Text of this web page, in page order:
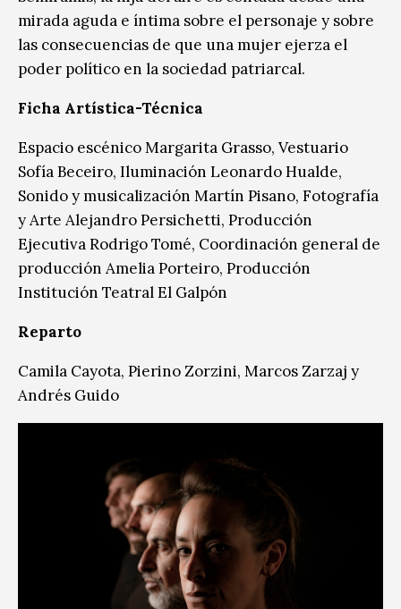
mirada aguda e íntima sobre el personaje y sobre
las consecuencias de que una mujer ejerza el
poder político en la sociedad patriarcal.
Ficha Artística-Técnica
Espacio escénico Margarita Grasso, Vestuario
Sofía Beceiro, Iluminación Leonardo Hualde,
Sonido y musicalización Martín Pisano, Fotografía
y Arte Alejandro Persichetti, Producción
Ejecutiva Rodrigo Tomé, Coordinación general de
producción Amelia Porteiro, Producción
Institución Teatral El Galpón
Reparto
Camila Cayota, Pierino Zorzini, Marcos Zarzaj y
Andrés Guido